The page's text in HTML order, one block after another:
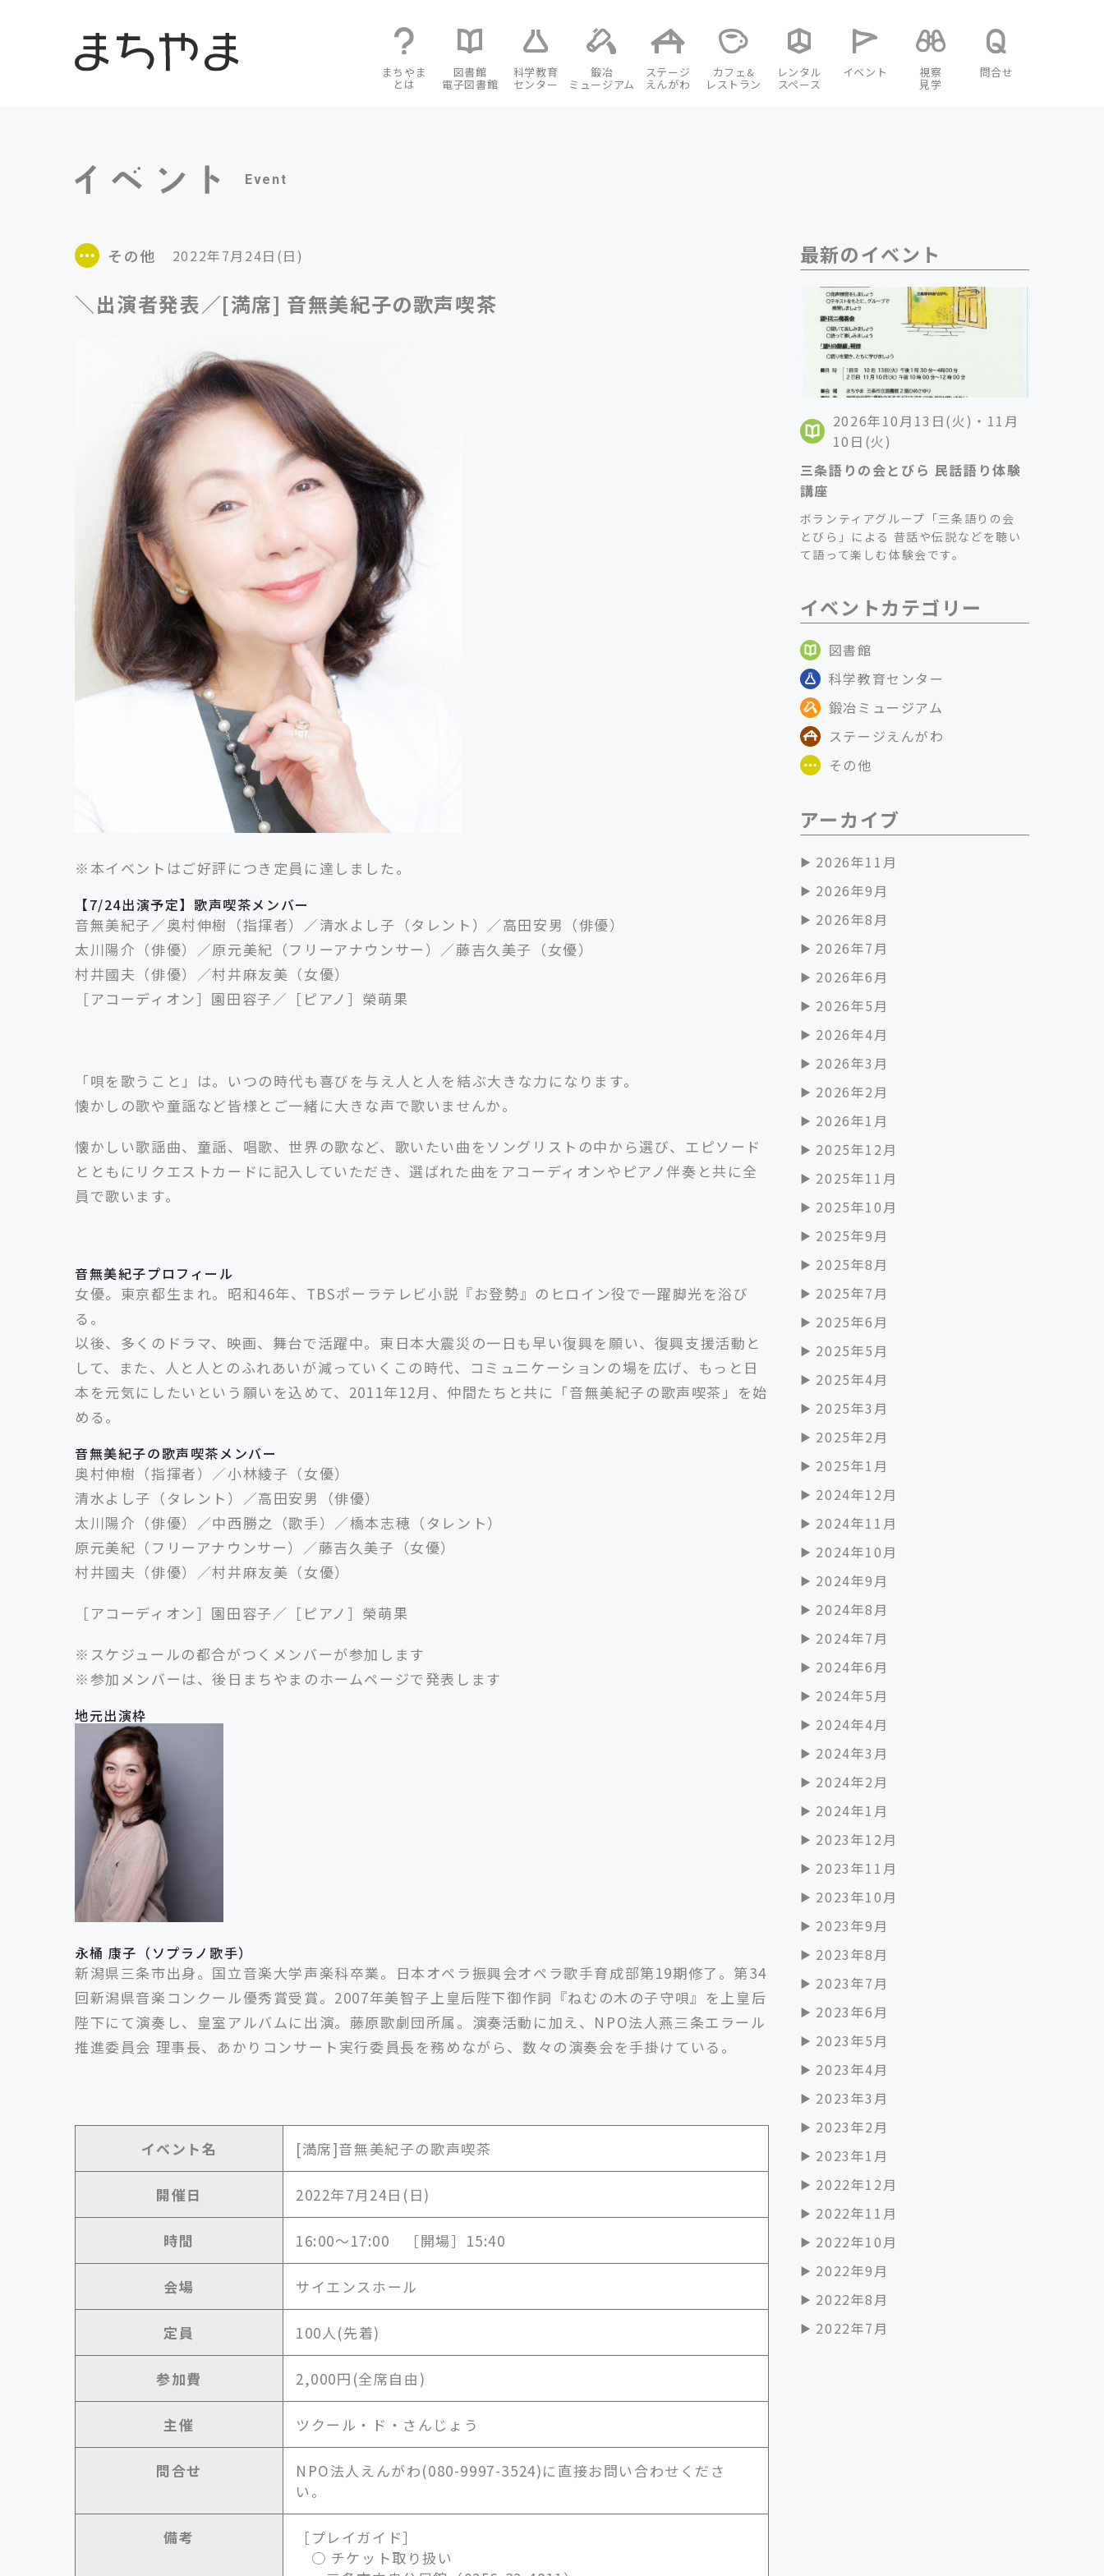
まちやま
とは
図書館
電子図書館
科学教育
センター
鍛冶
ミュージアム
ステージ
えんがわ
カフェ&
レストラン
レンタル
スペース
イベント 視察
見学
問合せ
Event
その他 2022年7月24日(日)
＼出演者発表／[満席] 音無美紀子の歌声喫茶
※本イベントはご好評につき定員に達しました。
【7/24出演予定】歌声喫茶メンバー
音無美紀子／奥村伸樹（指揮者）／清水よし子（タレント）／高田安男（俳優）
太川陽介（俳優）／原元美紀（フリーアナウンサー）／藤吉久美子（女優）
村井國夫（俳優）／村井麻友美（女優）
［アコーディオン］園田容子／［ピアノ］榮萌果
「唄を歌うこと」は。いつの時代も喜びを与え人と人を結ぶ大きな力になります。
懐かしの歌や童謡など皆様とご一緒に大きな声で歌いませんか。
懐かしい歌謡曲、童謡、唱歌、世界の歌など、 歌いたい曲をソングリストの中から選び、エピソード
とともにリクエストカードに記入していただき、選ばれた曲をアコーディオンやピアノ伴奏と共に全
員で歌います。
音無美紀子プロフィール
女優。東京都生まれ。昭和46年、TBSポーラテレビ小説『お登勢』のヒロイン役で一躍脚光を浴び
る。
以後、多くのドラマ、映画、舞台で活躍中。東日本大震災の一日も早い復興を願い、復興支援活動と
して、また、人と人とのふれあいが減っていくこの時代、コミュニケーションの場を広げ、もっと日
本を元気にしたいという願いを込めて、2011年12月、仲間たちと共に「音無美紀子の歌声喫茶」を始
める。
音無美紀子の歌声喫茶メンバー
奥村伸樹（指揮者）／小林綾子（女優）
清水よし子（タレント）／高田安男（俳優）
太川陽介（俳優）／中西勝之（歌手）／橋本志穂（タレント）
原元美紀（フリーアナウンサー）／藤吉久美子（女優）
村井國夫（俳優）／村井麻友美（女優）
［アコーディオン］園田容子／［ピアノ］榮萌果
※スケジュールの都合がつくメンバーが参加します
※参加メンバーは、後日まちやまのホームページで発表します
地元出演枠
永桶 康子（ソプラノ歌手）
新潟県三条市出身。国立音楽大学声楽科卒業。日本オペラ振興会オペラ歌手育成部第19期修了。 第34
回新潟県音楽コンクール優秀賞受賞。2007年美智子上皇后陛下御作詞『ねむの木の子守唄』を上皇后
陛下にて演奏し、皇室アルバムに出演。藤原歌劇団所属。 演奏活動に加え、NPO法人燕三条エラール
推進委員会 理事長、あかりコンサート実行委員長を務めながら、数々の演奏会を手掛けている。
イベント名 [満席]音無美紀子の歌声喫茶
開催日 2022年7月24日(日)
時間 16:00～17:00 ［開場］15:40
会場 サイエンスホール
定員 100人(先着)
参加費 2,000円(全席自由)
主催 ツクール・ド・さんじょう
問合せ
NPO法人えんがわ(080-9997-3524)に直接お問い合わせくださ
い。
備考
［プレイガイド］
○ チケット取り扱い
最新のイベント
2026年10月13日(火)・11月
10日(火)
三条語りの会とびら 民話語り体験
講座
ボランティアグループ「三条語りの会
とびら」による 昔話や伝説などを聴い
て語って楽しむ体験会です。
イベントカテゴリー
図書館
科学教育センター
鍛冶ミュージアム
ステージえんがわ
その他
アーカイブ
2026年11月
2026年9月
2026年8月
2026年7月
2026年6月
2026年5月
2026年4月
2026年3月
2026年2月
2026年1月
2025年12月
2025年11月
2025年10月
2025年9月
2025年8月
2025年7月
2025年6月
2025年5月
2025年4月
2025年3月
2025年2月
2025年1月
2024年12月
2024年11月
2024年10月
2024年9月
2024年8月
2024年7月
2024年6月
2024年5月
2024年4月
2024年3月
2024年2月
2024年1月
2023年12月
2023年11月
2023年10月
2023年9月
2023年8月
2023年7月
2023年6月
2023年5月
2023年4月
2023年3月
2023年2月
2023年1月
2022年12月
2022年11月
2022年10月
2022年9月
2022年8月
2022年7月